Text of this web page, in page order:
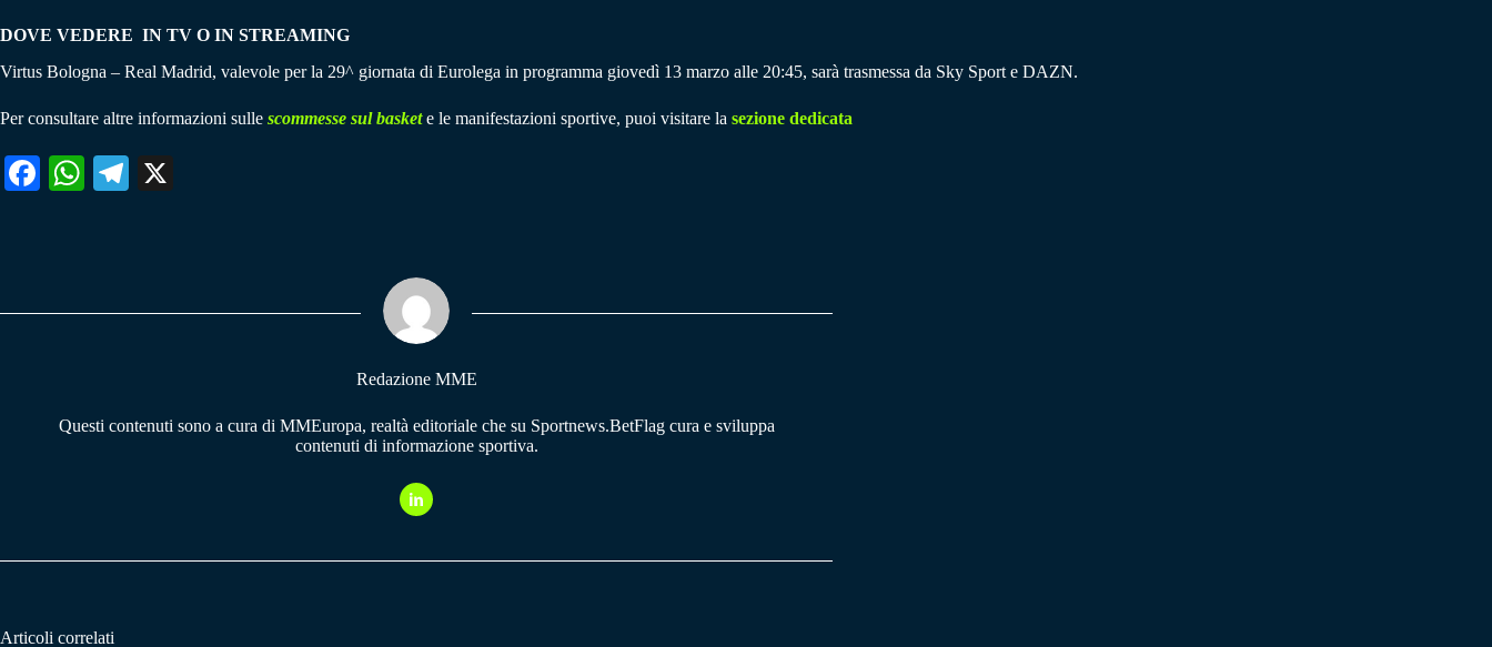
DOVE VEDERE IN TV O IN STREAMING
Virtus Bologna – Real Madrid, valevole per la 29^ giornata di Eurolega in programma giovedì 13 marzo alle 20:45, sarà trasmessa da Sky Sport e DAZN.
Per consultare altre informazioni sulle scommesse sul baskete le manifestazioni sportive, puoi visitare la sezione dedicata
Fa W
pp
Te
m
Redazione MME
Questi contenuti sono a cura di MMEuropa, realtà editoriale che su Sportnews.BetFlag cura e sviluppa
contenuti di informazione sportiva.
Articoli correlati